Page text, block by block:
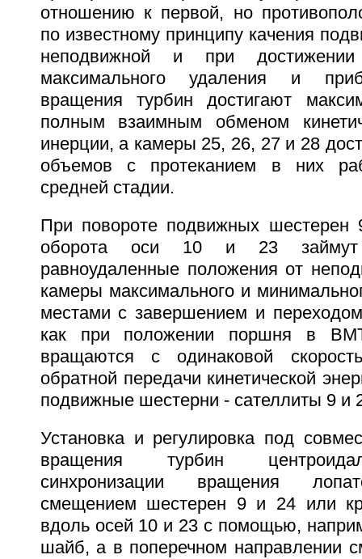
отношению к первой, но
по известному принципу качения
неподвижной и при
максимального удаления и
вращения турбин достигают
полным взаимным обменом
инерции, а камеры 25, 26, 27 и 28
объемов с протеканием в них
средней стадии.
При повороте подвижных
оборота оси 10 и 23 займут
равноудаленные положения от
камеры максимального и
местами с завершением и
как при положении поршня в
вращаются с одинаковой
обратной передачи кинетической
подвижные шестерни - сателлиты 9 и
Установка и регулировка под
вращения турбин
синхронизации вращения
смещением шестерен 9 и 24 или
вдоль осей 10 и 23 с помощью,
шайб, а в поперечном направлении